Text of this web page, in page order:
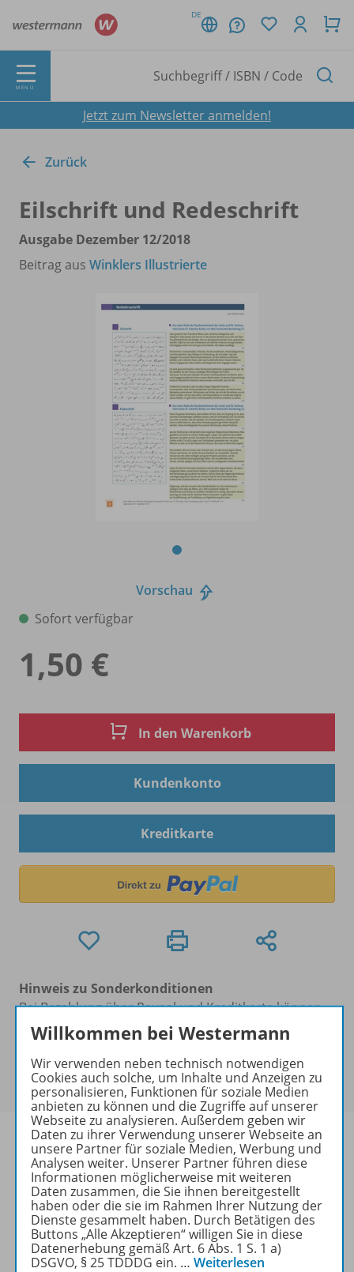
DE
MENÜ
Jetzt zum Newsletter anmelden!
Zurück
Eilschrift und Redeschrift
Ausgabe Dezember 12/2018
Beitrag aus Winklers Illustrierte
Vorschau
Sofort verfügbar
1,50 €
In den Warenkorb
Kundenkonto
Kreditkarte
Hinweis zu Sonderkonditionen
Bei Bezahlung über Paypal und Kreditkarte können
keine Sonderkonditionen gewährt werden.
Sie haben ein passendes Spar-Paket ?
Um den für Sie gültigen Preis zu sehen,melden Sie
sich bitte an.
Informationen
Weitere Inhalte der Ausgabe
Willkommen bei Westermann
Wir verwenden neben technisch notwendigen
Cookies auch solche, um Inhalte und Anzeigen zu
personalisieren, Funktionen für soziale Medien
anbieten zu können und die Zugriffe auf unserer
Webseite zu analysieren. Außerdem geben wir
Daten zu ihrer Verwendung unserer Webseite an
unsere Partner für soziale Medien, Werbung und
Analysen weiter. Unserer Partner führen diese
Informationen möglicherweise mit weiteren
Daten zusammen, die Sie ihnen bereitgestellt
haben oder die sie im Rahmen Ihrer Nutzung der
Dienste gesammelt haben. Durch Betätigen des
Buttons „Alle Akzeptieren“ willigen Sie in diese
Datenerhebung gemäß Art. 6 Abs. 1 S. 1 a)
DSGVO, § 25 TDDDG ein. … Weiterlesen